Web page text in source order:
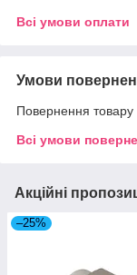
Всі умови оплати
Умови
Повернення товару
Всі умови
Акційні
–25%